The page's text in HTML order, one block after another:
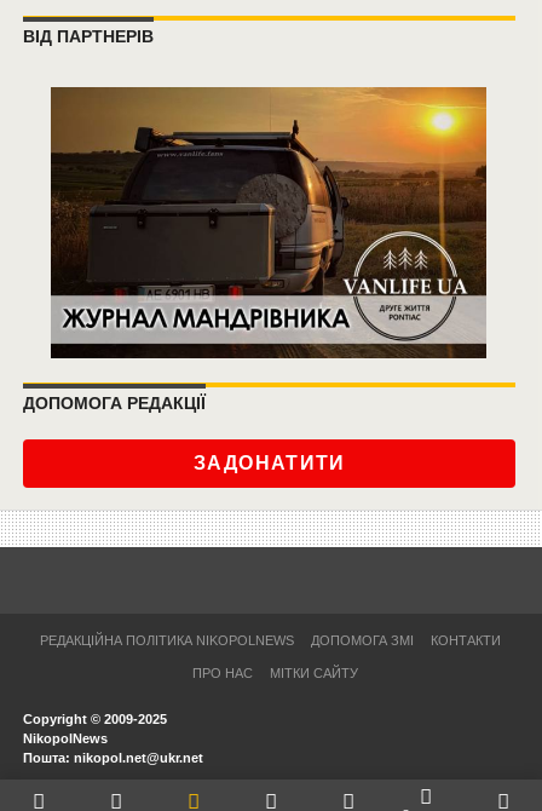
ВІД ПАРТНЕРІВ
ДОПОМОГА РЕДАКЦІЇ
ЗАДОНАТИТИ
РЕДАКЦІЙНА ПОЛІТИКА NIKOPOLNEWS ДОПОМОГА ЗМІ КОНТАКТИ
ПРО НАС МІТКИ САЙТУ
Copyright © 2009-2025
NikopolNews
Пошта: nikopol.net@ukr.net